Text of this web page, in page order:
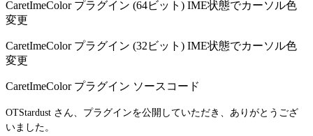
CaretImeColor プラグイン (64ビット) IME状態でカーソル色
変更
CaretImeColor プラグイン (32ビット) IME状態でカーソル色
変更
CaretImeColor プラグイン ソースコード
OTStardust さん、プラグインを公開していただき、ありがとうござ
いました。